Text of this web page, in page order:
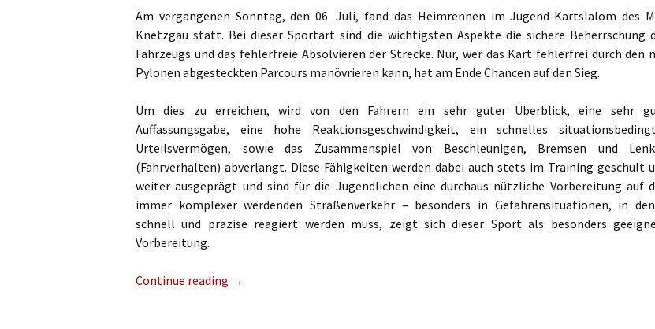
Am vergangenen Sonntag, den 06. Juli, fand das Heimrennen im Jugend-Kartslalom des
Knetzgau statt. Bei dieser Sportart sind die wichtigsten Aspekte die sichere Beherrschung
Fahrzeugs und das fehlerfreie Absolvieren der Strecke. Nur, wer das Kart fehlerfrei durch den
Pylonen abgesteckten Parcours manövrieren kann, hat am Ende Chancen auf den Sieg.
Um dies zu erreichen, wird von den Fahrern ein sehr guter Überblick, eine sehr
Auffassungsgabe, eine hohe Reaktionsgeschwindigkeit, ein schnelles
Urteilsvermögen, sowie das Zusammenspiel von Beschleunigen, Bremsen und
(Fahrverhalten) abverlangt. Diese Fähigkeiten werden dabei auch stets im Training geschult
weiter ausgeprägt und sind für die Jugendlichen eine durchaus nützliche Vorbereitung auf
immer komplexer werdenden Straßenverkehr – besonders in Gefahrensituationen, in
schnell und präzise reagiert werden muss, zeigt sich dieser Sport als besonders
Vorbereitung.
Continue reading →